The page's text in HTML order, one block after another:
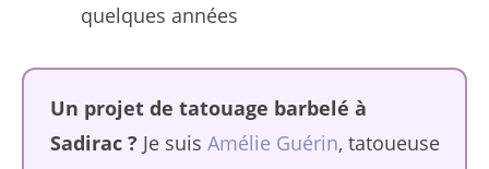
quelques années
Un projet de tatouage barbelé à
Sadirac ? Je suis Amélie Guérin, tatoueuse